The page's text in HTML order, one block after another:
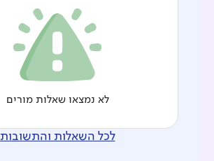
לא נמצאו שאלות מורים
לכל השאלות והתשובות